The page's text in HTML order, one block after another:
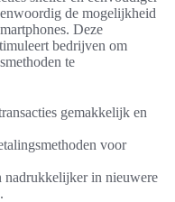
de mogelijkheid
Deze
bedrijven om
te
gemakkelijk en
voor
nadrukkelijker in nieuwere